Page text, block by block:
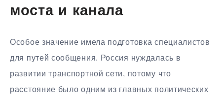
моста и канала
Особое значение имела подготовка специалистов
для путей сообщения. Россия нуждалась в
развитии транспортной сети, потому что
расстояние было одним из главных политических